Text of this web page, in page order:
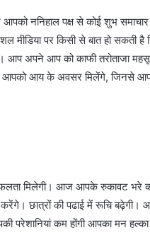
ननिहाल पक्ष से कोई शुभ
मीडिया पर किसी से बात हो सकती
आप अपने आप को काफी
आय के अवसर मिलेंगे, जिनसे आप
मिलेगी। आज आपके रुकावट भरे
छात्रों की पढाई में रूचि बढ़ेगी।
कम होंगी आपका मन